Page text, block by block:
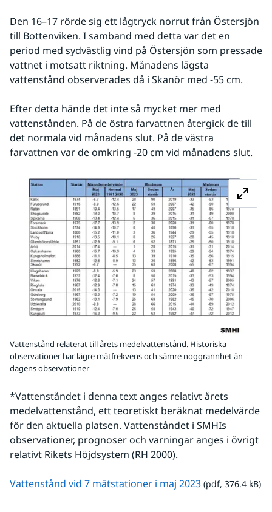
Den 16–17 rörde sig ett lågtryck norrut från Östersjön
till Bottenviken. I samband med detta var det en
period med sydvästlig vind på Östersjön som pressade
vattnet i motsatt riktning. Månadens lägsta
vattenstånd observerades då i Skanör med -55 cm.
Efter detta hände det inte så mycket mer med
vattenstånden. På de östra farvattnen återgick de till
det normala vid månadens slut. På de västra
farvattnen var de omkring -20 cm vid månadens slut.
Vattenstånd relaterat till årets medelvattenstånd. Historiska
observationer har lägre mätfrekvens och sämre noggrannhet än
dagens observationer
*Vattenståndet i denna text anges relativt årets
medelvattenstånd, ett teoretiskt beräknat medelvärde
för den aktuella platsen. Vattenståndet i SMHIs
observationer, prognoser och varningar anges i övrigt
relativt Rikets Höjdsystem (RH 2000).
Vattenstånd vid 7 mätstationer i maj 2023pdf, 376.4 kB.
(pdf, 376.4 kB)